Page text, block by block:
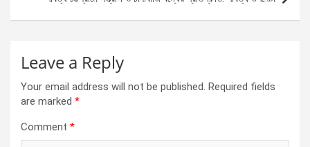
k
p
Leave a Reply
Your email address will not be published. Required fields
are marked *
Comment *